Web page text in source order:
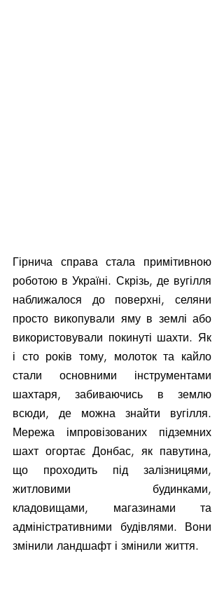
Гірнича справа стала примітивною
роботою в Україні. Скрізь, де вугілля
наближалося до поверхні, селяни
просто викопували яму в землі або
використовували покинуті шахти. Як
і сто років тому, молоток та кайло
стали основними інструментами
шахтаря, забиваючись в землю
всюди, де можна знайти вугілля.
Мережа імпровізованих підземних
шахт огортає Донбас, як павутина,
що проходить під залізницями,
житловими будинками,
кладовищами, магазинами та
адміністративними будівлями. Вони
змінили ландшафт і змінили життя.